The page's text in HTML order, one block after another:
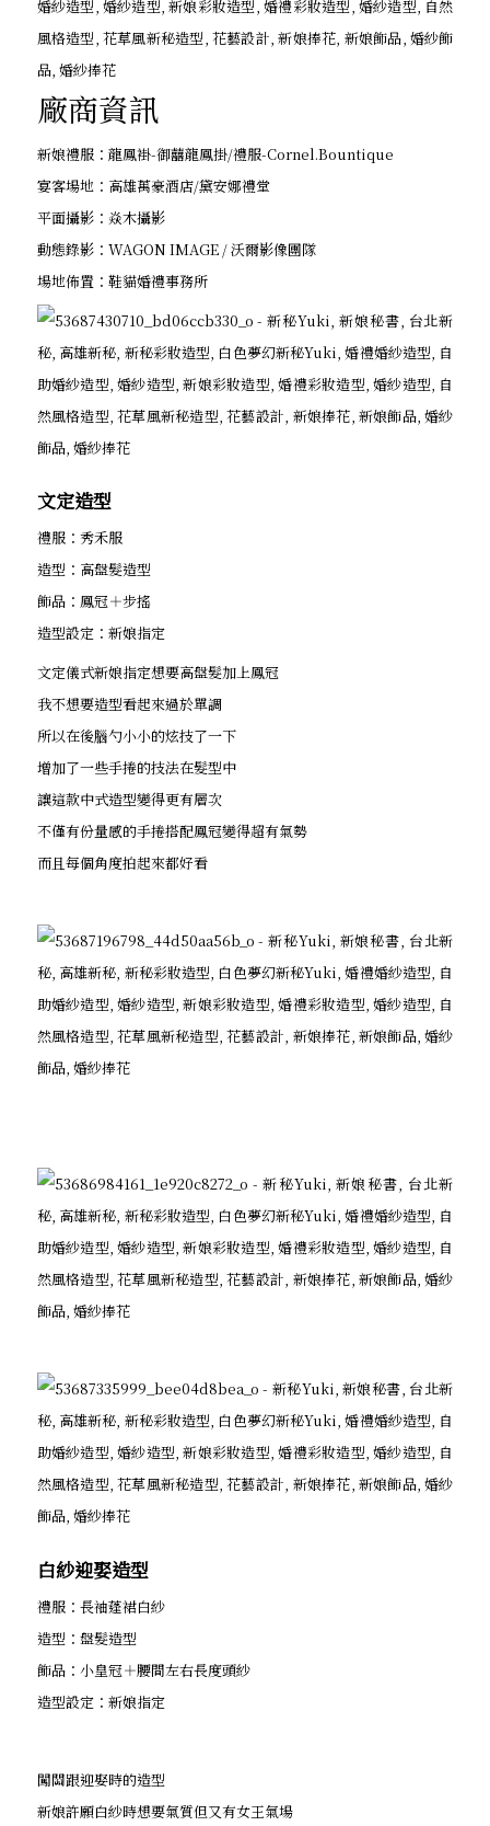
廠商資訊
新娘禮服：龍鳳褂-御囍龍鳳掛/禮服-Cornel.Bountique
宴客場地：高雄萬豪酒店/黛安娜禮堂
平面攝影：焱木攝影
動態錄影：WAGON IMAGE / 沃爾影像團隊
場地佈置：鞋貓婚禮事務所
文定造型
禮服：秀禾服
造型：高盤髮造型
飾品：鳳冠＋步搖
造型設定：新娘指定
文定儀式新娘指定想要高盤髮加上鳳冠
我不想要造型看起來過於單調
所以在後腦勺小小的炫技了一下
增加了一些手捲的技法在髮型中
讓這款中式造型變得更有層次
不僅有份量感的手捲搭配鳳冠變得超有氣勢
而且每個角度拍起來都好看
白紗迎娶造型
禮服：長袖蓬裙白紗
造型：盤髮造型
飾品：小皇冠＋腰間左右長度頭紗
造型設定：新娘指定
闖關跟迎娶時的造型
新娘許願白紗時想要氣質但又有女王氣場